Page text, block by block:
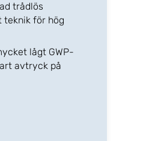
trådlös
teknik för hög
lågt GWP-
avtryck på